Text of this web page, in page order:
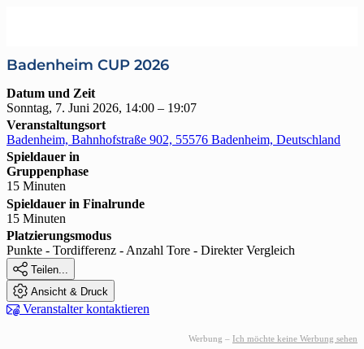
Badenheim CUP 2026
Datum und Zeit
Sonntag, 7. Juni 2026, 14:00 – 19:07
Veranstaltungsort
Badenheim, Bahnhofstraße 902, 55576 Badenheim, Deutschland
Spieldauer in
Gruppenphase
15 Minuten
Spieldauer in Finalrunde
15 Minuten
Platzierungsmodus
Punkte - Tordifferenz - Anzahl Tore - Direkter Vergleich
 Teilen...
 Ansicht & Druck
 Veranstalter kontaktieren
Werbung – Ich möchte keine Werbung sehen